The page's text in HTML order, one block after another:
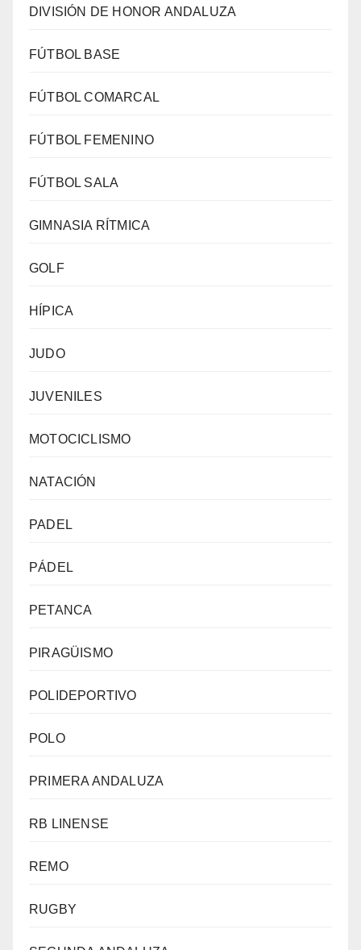
DIVISIÓN DE HONOR ANDALUZA
FÚTBOL BASE
FÚTBOL COMARCAL
FÚTBOL FEMENINO
FÚTBOL SALA
GIMNASIA RÍTMICA
GOLF
HÍPICA
JUDO
JUVENILES
MOTOCICLISMO
NATACIÓN
PADEL
PÁDEL
PETANCA
PIRAGÜISMO
POLIDEPORTIVO
POLO
PRIMERA ANDALUZA
RB LINENSE
REMO
RUGBY